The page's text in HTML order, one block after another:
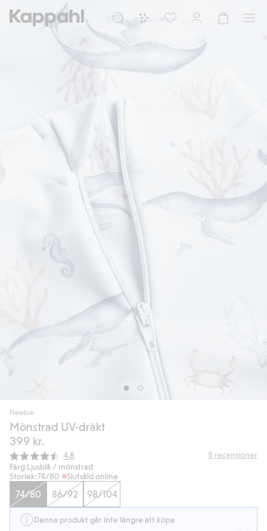
Newbie
Mönstrad UV-dräkt
399 kr.
Snittbetyg:
4.8 8 recensioner
Färg:Ljusblå / mönstrad
Storlek:74/80 Slutsåld online
74/80 86/92 98/104
Denna produkt går inte längre att köpa